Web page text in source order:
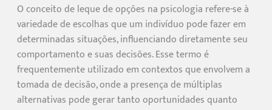
O conceito de leque de opções na psicologia refere-se à
variedade de escolhas que um indivíduo pode fazer em
determinadas situações, influenciando diretamente seu
comportamento e suas decisões. Esse termo é
frequentemente utilizado em contextos que envolvem a
tomada de decisão, onde a presença de múltiplas
alternativas pode gerar tanto oportunidades quanto